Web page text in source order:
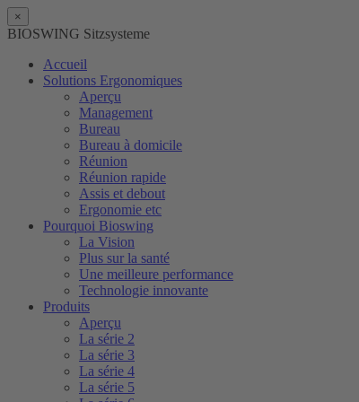
×
BIOSWING Sitzsysteme
Accueil
Solutions Ergonomiques
Aperçu
Management
Bureau
Bureau à domicile
Réunion
Réunion rapide
Assis et debout
Ergonomie etc
Pourquoi Bioswing
La Vision
Plus sur la santé
Une meilleure performance
Technologie innovante
Produits
Aperçu
La série 2
La série 3
La série 4
La série 5